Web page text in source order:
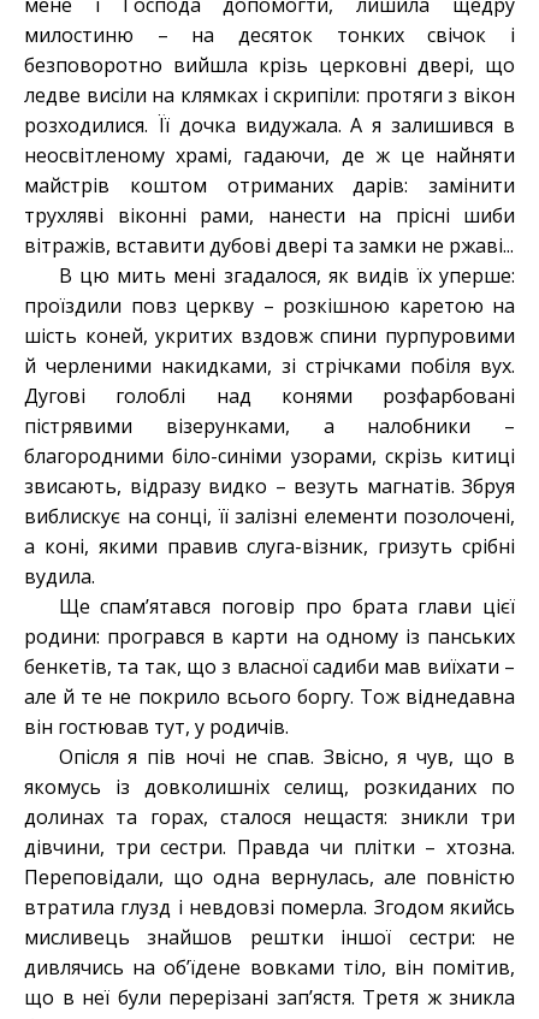
мене і Господа допомогти, лишила щедру
милостиню – на десяток тонких свічок і
безповоротно вийшла крізь церковні двері, що
ледве висіли на клямках і скрипіли: протяги з вікон
розходилися. Її дочка видужала. А я залишився в
неосвітленому храмі, гадаючи, де ж це найняти
майстрів коштом отриманих дарів: замінити
трухляві віконні рами, нанести на прісні шиби
вітражів, вставити дубові двері та замки не ржаві...
В цю мить мені згадалося, як видів їх уперше:
проїздили повз церкву – розкішною каретою на
шість коней, укритих вздовж спини пурпуровими
й черленими накидками, зі стрічками побіля вух.
Дугові голоблі над конями розфарбовані
пістрявими візерунками, а налобники –
благородними біло-синіми узорами, скрізь китиці
звисають, відразу видко – везуть магнатів. Збруя
виблискує на сонці, її залізні елементи позолочені,
а коні, якими правив слуга-візник, гризуть срібні
вудила.
Ще спам’ятався поговір про брата глави цієї
родини: програвся в карти на одному із панських
бенкетів, та так, що з власної садиби мав виїхати –
але й те не покрило всього боргу. Тож віднедавна
він гостював тут, у родичів.
Опісля я пів ночі не спав. Звісно, я чув, що в
якомусь із довколишніх селищ, розкиданих по
долинах та горах, сталося нещастя: зникли три
дівчини, три сестри. Правда чи плітки – хтозна.
Переповідали, що одна вернулась, але повністю
втратила глузд і невдовзі померла. Згодом якийсь
мисливець знайшов рештки іншої сестри: не
дивлячись на об’їдене вовками тіло, він помітив,
що в неї були перерізані зап’ястя. Третя ж зникла